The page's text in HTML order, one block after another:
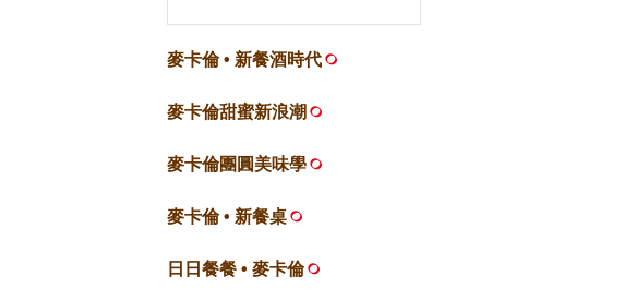
麥卡倫 • 新餐酒時代
麥卡倫甜蜜新浪潮
麥卡倫團圓美味學
麥卡倫 • 新餐桌
日日餐餐 • 麥卡倫